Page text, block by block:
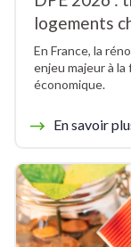
logements
En France, la
enjeu majeur à
économique.
En savoir